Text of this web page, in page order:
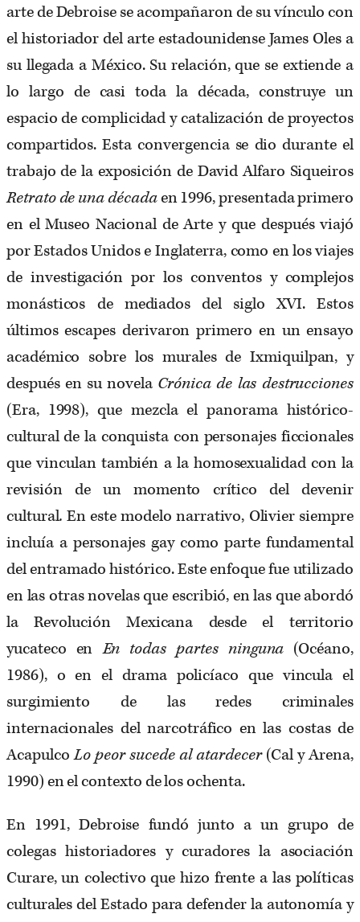
arte de Debroise se acompañaron de su vínculo con
el historiador del arte estadounidense James Oles a
su llegada a México. Su relación, que se extiende a
lo largo de casi toda la década, construye un
espacio de complicidad y catalización de proyectos
compartidos. Esta convergencia se dio durante el
trabajo de la exposición de David Alfaro Siqueiros
Retrato de una décadaen 1996, presentada primero
en el Museo Nacional de Arte y que después viajó
por Estados Unidos e Inglaterra, como en los viajes
de investigación por los conventos y complejos
monásticos de mediados del siglo XVI. Estos
últimos escapes derivaron primero en un ensayo
académico sobre los murales de Ixmiquilpan, y
después en su novela Crónica de las destrucciones
(Era, 1998), que mezcla el panorama histórico-
cultural de la conquista con personajes ficcionales
que vinculan también a la homosexualidad con la
revisión de un momento crítico del devenir
cultural. En este modelo narrativo, Olivier siempre
incluía a personajes gay como parte fundamental
del entramado histórico. Este enfoque fue utilizado
en las otras novelas que escribió, en las que abordó
la Revolución Mexicana desde el territorio
yucateco enEn todas partes ninguna (Océano,
1986), o en el drama policíaco que vincula el
surgimiento de las redes criminales
internacionales del narcotráfico en las costas de
AcapulcoLo peor sucede al atardecer(Cal y Arena,
1990) en el contexto de los ochenta.
En 1991, Debroise fundó junto a un grupo de
colegas historiadores y curadores la asociación
Curare, un colectivo que hizo frente a las políticas
culturales del Estado para defender la autonomía y